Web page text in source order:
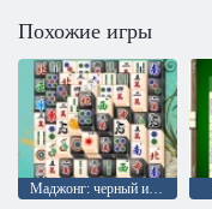
Похожие игры
Маджонг: черный и белый